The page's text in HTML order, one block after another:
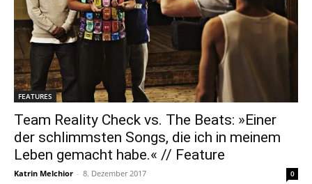
FEATURES
Team Reality Check vs. The Beats: »Einer
der schlimmsten Songs, die ich in meinem
Leben gemacht habe.« // Feature
Katrin Melchior - 8. Dezember 2017 0